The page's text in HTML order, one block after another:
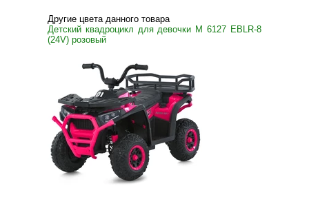
Другие цвета данного товара
Детский квадроцикл для девочки M 6127 EBLR-8
(24V) розовый